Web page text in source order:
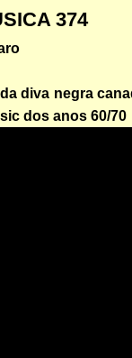
374
diva negra
dos anos 60/70